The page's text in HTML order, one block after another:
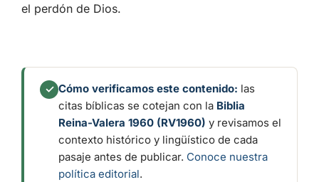
el perdón de Dios.
✓ Cómo verificamos este contenido: las
citas bíblicas se cotejan con la Biblia
Reina-Valera 1960 (RV1960) y revisamos el
contexto histórico y lingüístico de cada
pasaje antes de publicar. Conoce nuestra
política editorial.